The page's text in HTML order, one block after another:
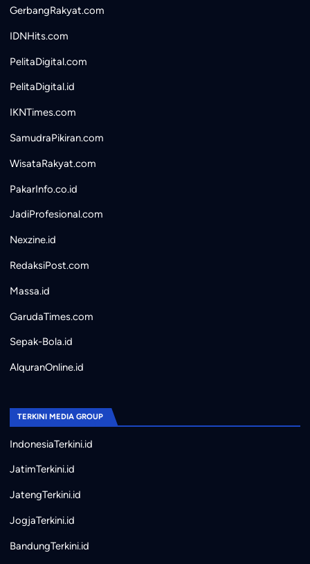
GerbangRakyat.com
IDNHits.com
PelitaDigital.com
PelitaDigital.id
IKNTimes.com
SamudraPikiran.com
WisataRakyat.com
PakarInfo.co.id
JadiProfesional.com
Nexzine.id
RedaksiPost.com
Massa.id
GarudaTimes.com
Sepak-Bola.id
AlquranOnline.id
TERKINI MEDIA GROUP
IndonesiaTerkini.id
JatimTerkini.id
JatengTerkini.id
JogjaTerkini.id
BandungTerkini.id